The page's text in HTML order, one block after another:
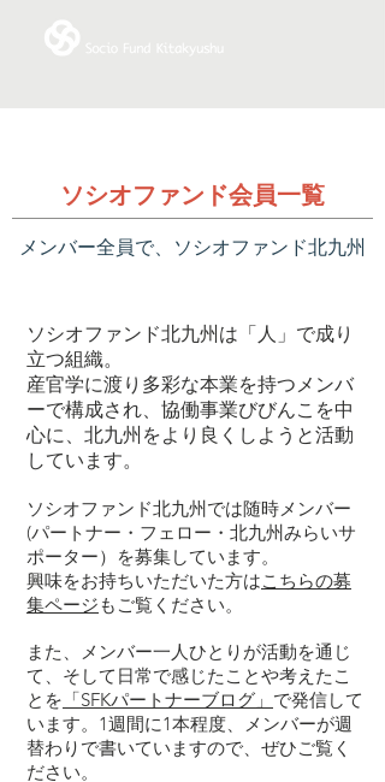
​ソシオファンド会員一覧
メンバー全員で、ソシオファンド北九州
ソシオファンド北九州は「人」で成り
立つ組織。
産官学に渡り多彩な本業を持つメンバ
ーで構成され、協働事業びびんこを中
心に、北九州をより良くしようと活動
しています。​
ソシオファンド北九州では随時メンバー
(パートナー・フェロー・北九州みらいサ
ポーター）を募集しています。
興味をお持ちいただいた方はこちらの募
集ページ もご覧ください。
​また、メンバー一人ひとりが​活動を通じ
て、そして日常で感じたことや考えたこ
とを 「SFKパートナーブログ」 で発信して
います。1週間に1本程度、メンバーが週
替わりで書いていますので、ぜひご覧く
ださい。